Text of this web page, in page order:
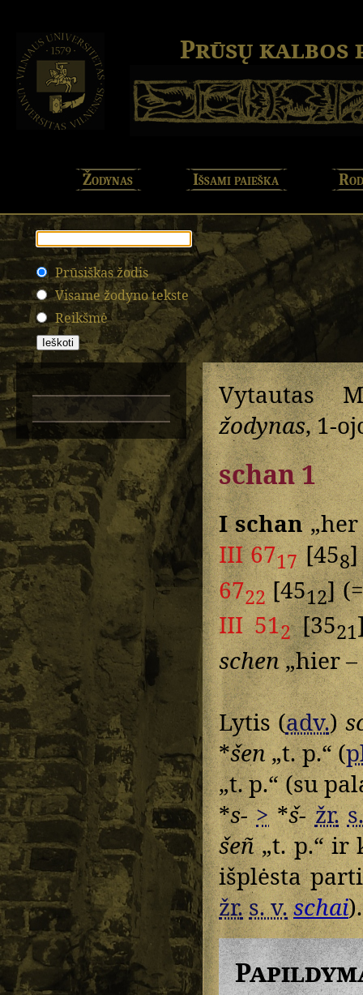
Prūsų kalbos
Žodynas Išsami paieška
Prūsiškas žodis
Visame žodyno tekste
Reikšmė
Vytautas
žodynas, 1-
schan 1
I schan„her
III 6717[458
6722[4512]
III 512[3521
schen„hier –
Lytis (adv.)
*šen„t. p.“ (
„t. p.“ (su
*s- >*š- žr.
šeñ„t. p.“ ir
išplėsta
žr.s. v.schai).